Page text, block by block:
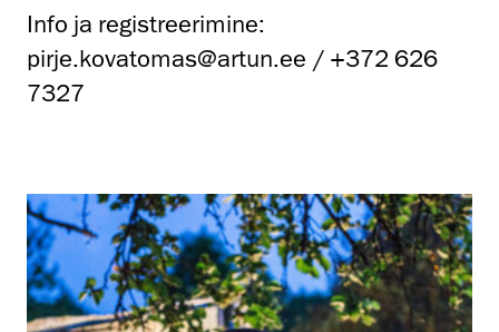
Info ja registreerimine:
pirje.kovatomas@artun.ee / +372 626
7327